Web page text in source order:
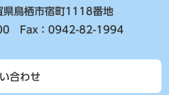
鳥栖市宿町1118番地
Fax：0942-82-1994
合わせ